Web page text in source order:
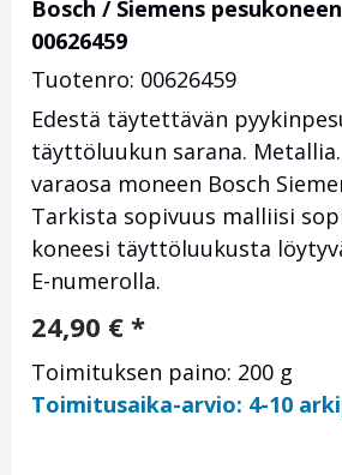
Bosch / Siemens
00626459
Tuotenro: 00626459
Edestä täytettävän
täyttöluukun sarana.
varaosa moneen Bosch
Tarkista sopivuus malliisi
koneesi täyttöluukusta
E-numerolla.
24,90 € *
Toimituksen paino: 200 g
Toimitusaika-arvio: 4-10